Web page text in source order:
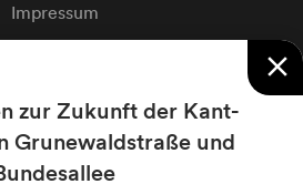
Impressum
Kant-Schulen
close
zur Zukunft der Kant-
Grunewaldstraße und